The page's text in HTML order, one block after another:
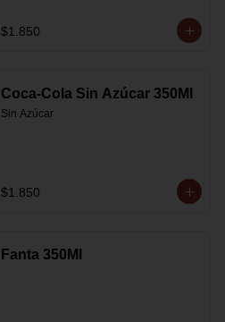
$1.850
Coca-Cola Sin Azúcar 350Ml
Sin Azúcar
$1.850
Fanta 350Ml